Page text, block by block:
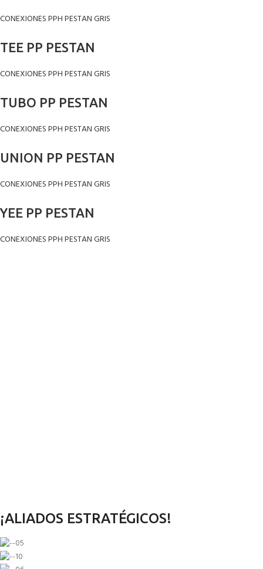
CONEXIONES PPH PESTAN GRIS
TEE PP PESTAN
CONEXIONES PPH PESTAN GRIS
TUBO PP PESTAN
CONEXIONES PPH PESTAN GRIS
UNION PP PESTAN
CONEXIONES PPH PESTAN GRIS
YEE PP PESTAN
CONEXIONES PPH PESTAN GRIS
¡ALIADOS ESTRATÉGICOS!